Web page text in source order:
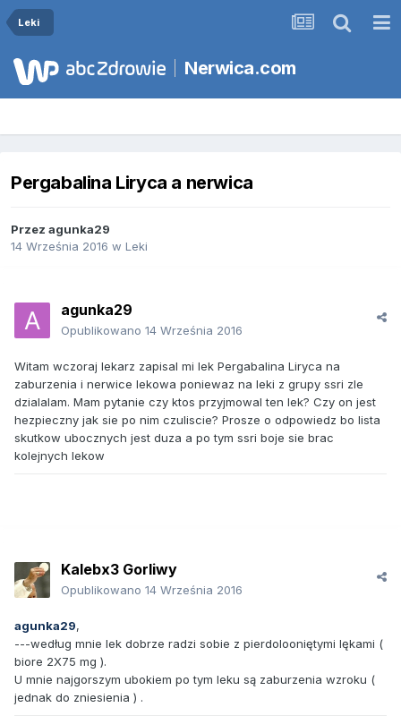
Leki
Nerwica.com
Pergabalina Liryca a nerwica
Przez agunka29
14 Września 2016 w Leki
agunka29
Opublikowano 14 Września 2016
Witam wczoraj lekarz zapisal mi lek Pergabalina Liryca na
zaburzenia i nerwice lekowa poniewaz na leki z grupy ssri zle
dzialalam. Mam pytanie czy ktos przyjmowal ten lek? Czy on jest
hezpieczny jak sie po nim czuliscie? Prosze o odpowiedz bo lista
skutkow ubocznych jest duza a po tym ssri boje sie brac
kolejnych lekow
Kalebx3 Gorliwy
Opublikowano 14 Września 2016
agunka29,
---według mnie lek dobrze radzi sobie z pierdolooniętymi lękami (
biore 2X75 mg ).
U mnie najgorszym ubokiem po tym leku są zaburzenia wzroku (
jednak do zniesienia ) .